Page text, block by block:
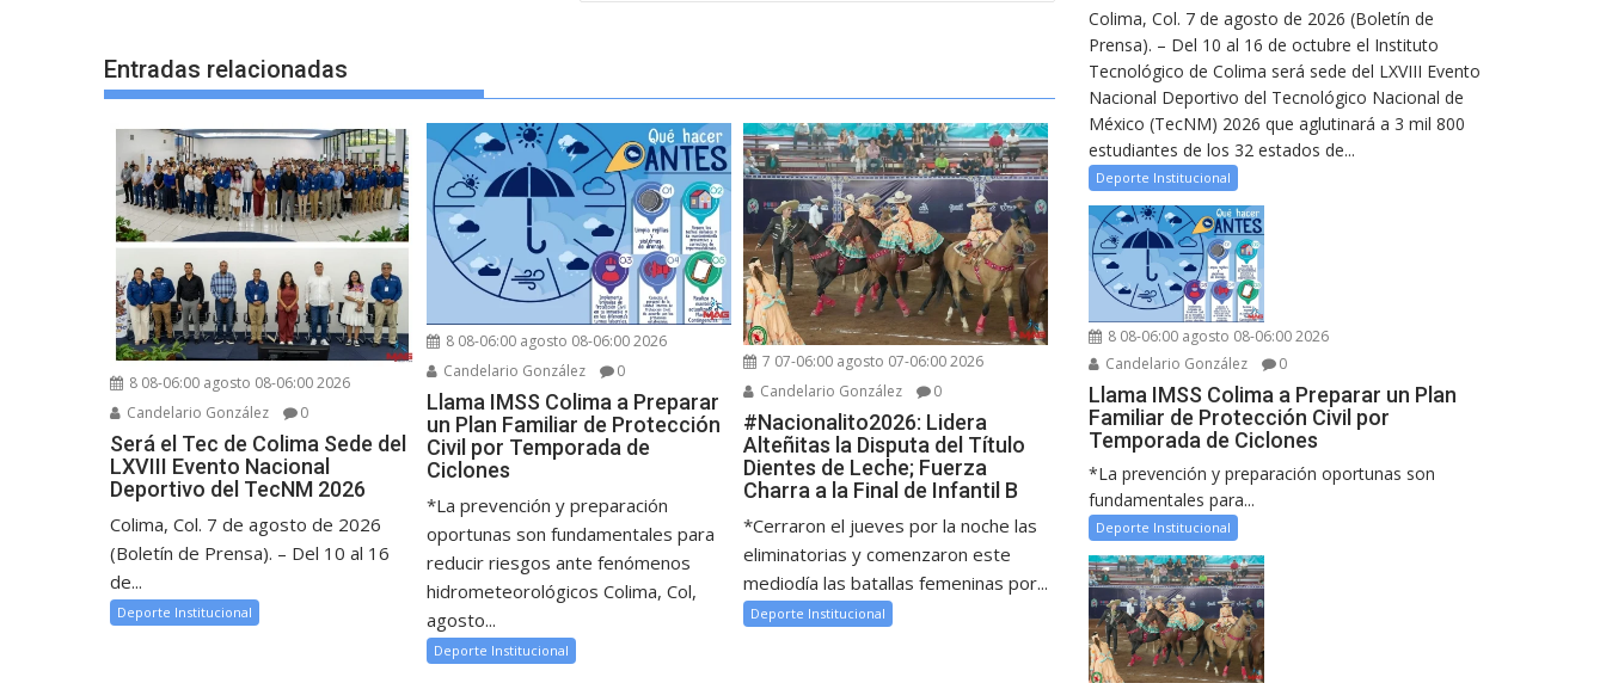
Entradas relacionadas
8 08-06:00 agosto 08-06:00 2026
Candelario González
0
Será el Tec de Colima Sede del
LXVIII Evento Nacional
Deportivo del TecNM 2026
Colima, Col. 7 de agosto de 2026
(Boletín de Prensa). – Del 10 al 16
de...
Deporte Institucional
8 08-06:00 agosto 08-06:00 2026
Candelario González
0
Llama IMSS Colima a Preparar
un Plan Familiar de Protección
Civil por Temporada de
Ciclones
*La prevención y preparación
oportunas son fundamentales para
reducir riesgos ante fenómenos
hidrometeorológicos Colima, Col,
agosto...
Deporte Institucional
7 07-06:00 agosto 07-06:00 2026
Candelario González
0
#Nacionalito2026: Lidera
Alteñitas la Disputa del Título
Dientes de Leche; Fuerza
Charra a la Final de Infantil B
*Cerraron el jueves por la noche las
eliminatorias y comenzaron este
mediodía las batallas femeninas por...
Deporte Institucional
Colima, Col. 7 de agosto de 2026 (Boletín de
Prensa). – Del 10 al 16 de octubre el Instituto
Tecnológico de Colima será sede del LXVIII Evento
Nacional Deportivo del Tecnológico Nacional de
México (TecNM) 2026 que aglutinará a 3 mil 800
estudiantes de los 32 estados de...
Deporte Institucional
8 08-06:00 agosto 08-06:00 2026
Candelario González
0
Llama IMSS Colima a Preparar un Plan
Familiar de Protección Civil por
Temporada de Ciclones
*La prevención y preparación oportunas son
fundamentales para...
Deporte Institucional